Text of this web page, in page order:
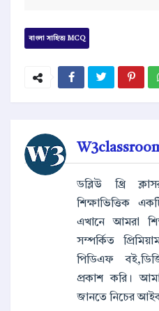
বাংলা সাহিত্য MCQ
ডব্লিউ থ্রি
শিক্ষাভিত্তিক
এখানে আমরা
সম্পর্কিত
পিডিএফ
প্রকাশ করি।
জানতে নিচের